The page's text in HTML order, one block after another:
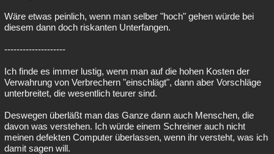
Wäre etwas peinlich, wenn man selber "hoch" gehen würde bei
diesem dann doch riskanten Unterfangen.
--------------------
Ich finde es immer lustig, wenn man auf die hohen Kosten der
Verwahrung von Verbrechern "einschlägt", dann aber Vorschläge
unterbreitet, die wesentlich teurer sind.
Deswegen überläßt man das Ganze dann auch Menschen, die
davon was verstehen. Ich würde einem Schreiner auch nicht
meinen defekten Computer überlassen, wenn ihr versteht, was ich
damit sagen will.